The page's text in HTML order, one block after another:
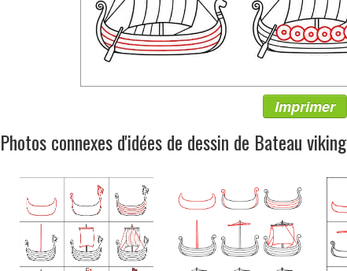
Imprimer
Photos connexes d'idées de dessin de Bateau viking